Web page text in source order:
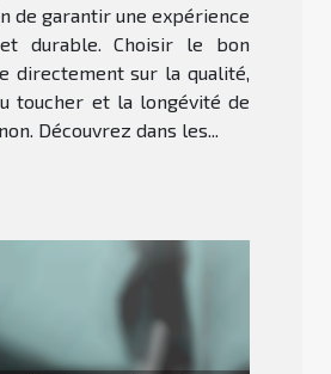
de garantir une expérience
durable. Choisir le bon
directement sur la qualité,
toucher et la longévité de
Découvrez dans les...